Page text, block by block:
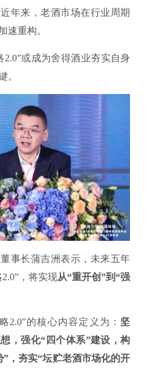
年来，老酒市场在行业周期
速重构。
2.0”或成为舍得酒业夯实自身
。
事长蒲吉洲表示，未来五年
，将实现从“重开创”到“强
2.0”的核心内容定义为： 坚
，强化“四个体系”建设，构
，夯实“坛贮老酒市场化的开